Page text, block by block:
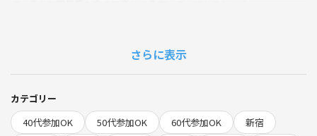
り変更あり） 演奏中は音量が大きく、会話が難しい場合があります。
・席間が近く、かなりコンパクトなお席です。
・お料理の出るタイミングが早い可能性があります
さらに表示
カテゴリー
40代参加OK
50代参加OK 60代参加OK
新宿